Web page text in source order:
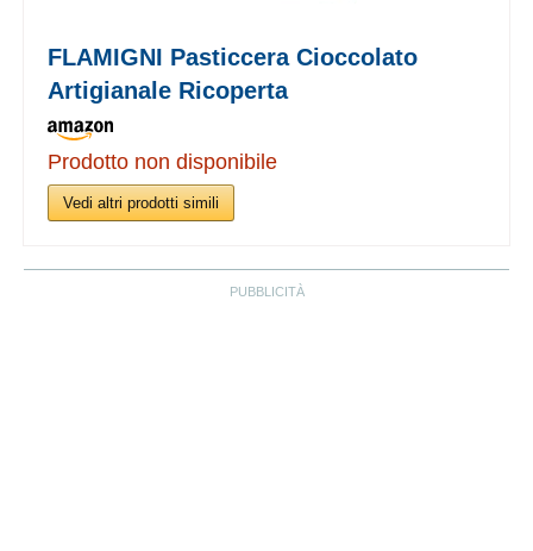
FLAMIGNI Pasticcera Cioccolato
Artigianale Ricoperta
Prodotto non disponibile
Vedi altri prodotti simili